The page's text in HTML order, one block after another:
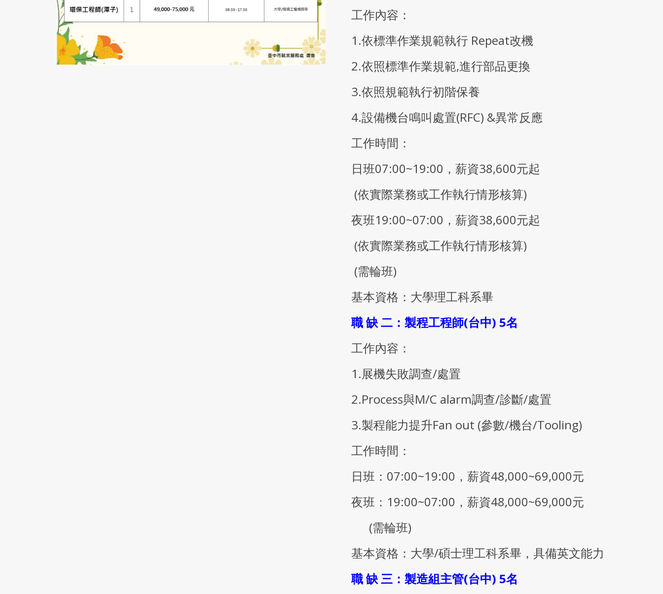
工作內容：
1.依標準作業規範執行 Repeat改機
2.依照標準作業規範,進行部品更換
3.依照規範執行初階保養
4.設備機台鳴叫處置(RFC) &異常反應
工作時間：
日班07:00~19:00，薪資38,600元起
(依實際業務或工作執行情形核算)
夜班19:00~07:00，薪資38,600元起
(依實際業務或工作執行情形核算)
(需輪班)
基本資格：大學理工科系畢
職 缺 二：製程工程師(台中) 5名
工作內容：
1.展機失敗調查/處置
2.Process與M/C alarm調查/診斷/處置
3.製程能力提升Fan out (參數/機台/Tooling)
工作時間：
日班：07:00~19:00，薪資48,000~69,000元
夜班：19:00~07:00，薪資48,000~69,000元
(需輪班)
基本資格：大學/碩士理工科系畢，具備英文能力
職 缺 三：製造組主管(台中) 5名